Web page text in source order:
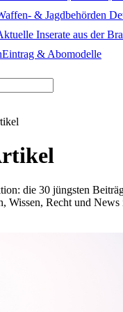
& Jagdbehörden
Inserate aus der
Eintrag & Abomodelle
die 30 jüngsten
Wissen, Recht und News